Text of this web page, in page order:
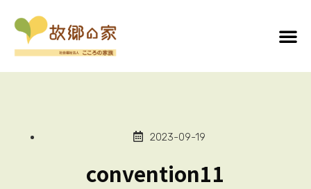
2023-09-19
convention11